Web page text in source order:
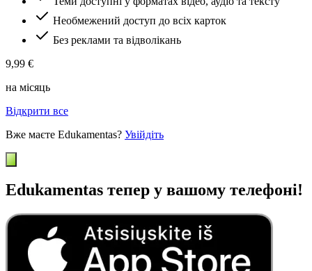
Необмежений доступ до всіх карток
Без реклами та відволікань
9,99 €
на місяць
Відкрити все
Вже маєте Edukamentas? Увійдіть
Edukamentas тепер у вашому телефоні!